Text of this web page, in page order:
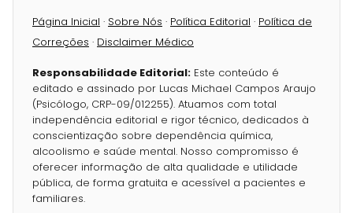
Página Inicial · Sobre Nós · Política Editorial · Política de
Correções · Disclaimer Médico
Responsabilidade Editorial: Este conteúdo é
editado e assinado por Lucas Michael Campos Araujo
(Psicólogo, CRP-09/012255). Atuamos com total
independência editorial e rigor técnico, dedicados à
conscientização sobre dependência química,
alcoolismo e saúde mental. Nosso compromisso é
oferecer informação de alta qualidade e utilidade
pública, de forma gratuita e acessível a pacientes e
familiares.